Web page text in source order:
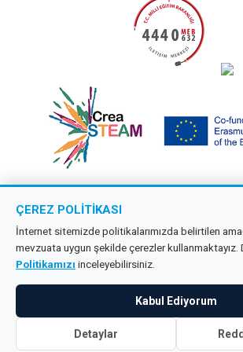
Copyright © 2026 Çağdaş Öncü
Tüm hakları saklıdır.
KVKK
ÇEREZ POLITIKASI
İnternet sitemizde politikalarımızda belirtilen
mevzuata uygun şekilde çerezler kullanmaktayız.
Politikamızı inceleyebilirsiniz.
Kabul Ediyorum
Detaylar
Tercihlerimi Kaydet